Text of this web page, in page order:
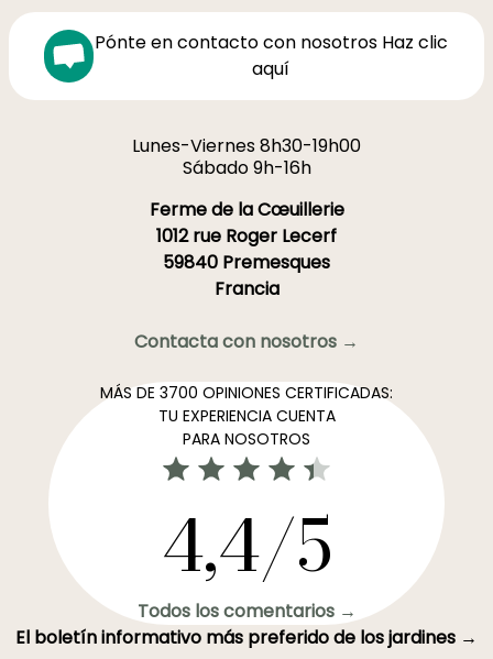
Pónte en contacto con nosotros Haz clic
aquí
Lunes-Viernes 8h30-19h00
Sábado 9h-16h
Ferme de la Cœuillerie
1012 rue Roger Lecerf
59840 Premesques
Francia
Contacta con nosotros →
MÁS DE 3700 OPINIONES CERTIFICADAS:
TU EXPERIENCIA CUENTA
PARA NOSOTROS
4,4/5
Todos los comentarios →
El boletín informativo más preferido de los jardines →